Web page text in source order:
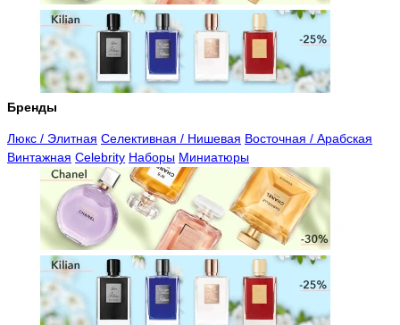
Бренды
Люкс / Элитная Селективная / Нишевая Восточная / Арабская
Винтажная Celebrity Наборы Миниатюры